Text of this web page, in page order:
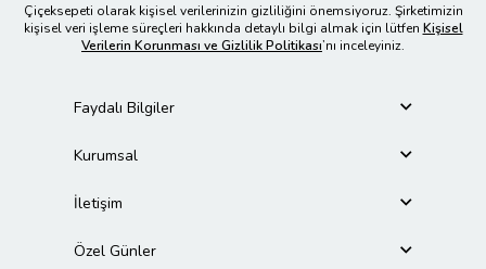
Çiçeksepeti olarak kişisel verilerinizin gizliliğini önemsiyoruz. Şirketimizin
kişisel veri işleme süreçleri hakkında detaylı bilgi almak için lütfen Kişisel
Verilerin Korunması ve Gizlilik Politikası’nı inceleyiniz.
Faydalı Bilgiler
Kurumsal
İletişim
Özel Günler